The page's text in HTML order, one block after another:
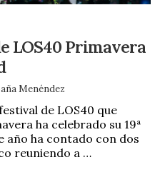
LOS40 Primavera
Menéndez
de LOS40 que
ha celebrado su 19ª
año ha contado con dos
reuniendo a …